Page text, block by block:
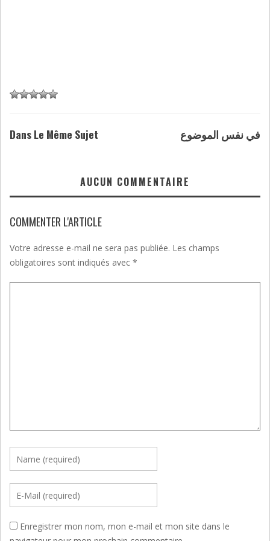
Dans Le Même Sujet في نفس الموضوع
AUCUN COMMENTAIRE
COMMENTER L'ARTICLE
Votre adresse e-mail ne sera pas publiée. Les champs
obligatoires sont indiqués avec *
Enregistrer mon nom, mon e-mail et mon site dans le